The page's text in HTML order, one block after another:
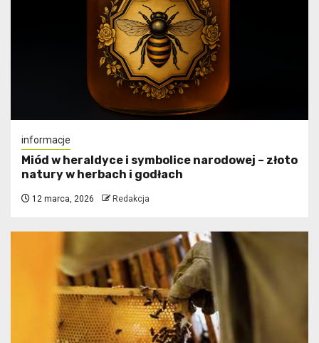
informacje
Miód w heraldyce i symbolice narodowej – złoto
natury w herbach i godłach
12 marca, 2026 Redakcja